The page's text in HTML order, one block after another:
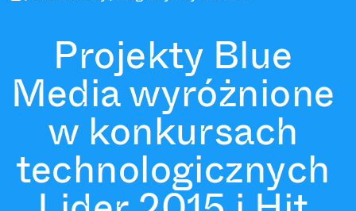
Projekty Blue
Media wyróżnione
w konkursach
technologicznych